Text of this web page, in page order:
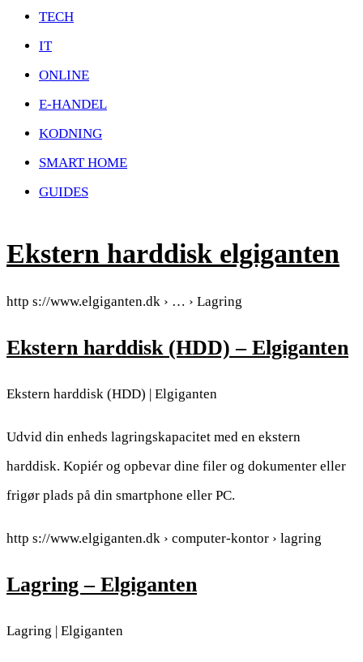
TECH
IT
ONLINE
E-HANDEL
KODNING
SMART HOME
GUIDES
Ekstern harddisk elgiganten
http s://www.elgiganten.dk › … › Lagring
Ekstern harddisk (HDD) – Elgiganten
Ekstern harddisk (HDD) | Elgiganten
Udvid din enheds lagringskapacitet med en ekstern
harddisk. Kopiér og opbevar dine filer og dokumenter eller
frigør plads på din smartphone eller PC.
http s://www.elgiganten.dk › computer-kontor › lagring
Lagring – Elgiganten
Lagring | Elgiganten